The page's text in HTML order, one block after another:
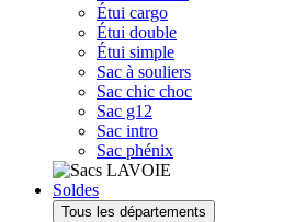
Étui cargo
Étui double
Étui simple
Sac à souliers
Sac chic choc
Sac g12
Sac intro
Sac phénix
Soldes
Tous les départements